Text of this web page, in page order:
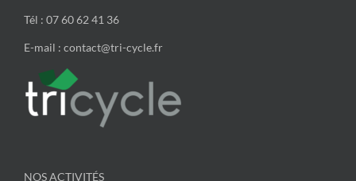
Tél : 07 60 62 41 36
E-mail : contact@tri-cycle.fr
NOS ACTIVITÉS